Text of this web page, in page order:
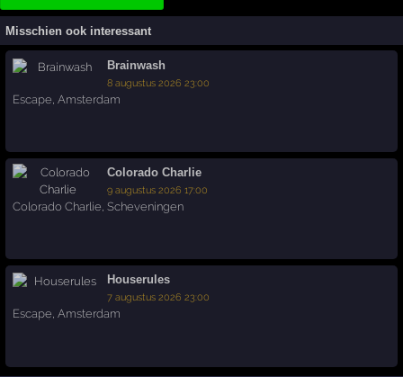
Misschien ook interessant
Brainwash
8 augustus 2026 23:00
Escape ,Amsterdam
Colorado Charlie
9 augustus 2026 17:00
Colorado Charlie,Scheveningen
Houserules
7 augustus 2026 23:00
Escape,Amsterdam